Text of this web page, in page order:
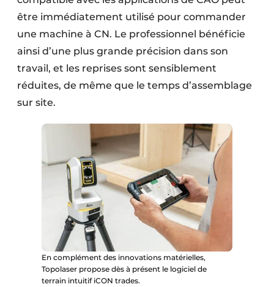
être immédiatement utilisé pour commander
une machine à CN. Le professionnel bénéficie
ainsi d’une plus grande précision dans son
travail, et les reprises sont sensiblement
réduites, de même que le temps d’assemblage
sur site.
En complément des innovations matérielles,
Topolaser propose dès à présent le logiciel de
terrain intuitif iCON trades.